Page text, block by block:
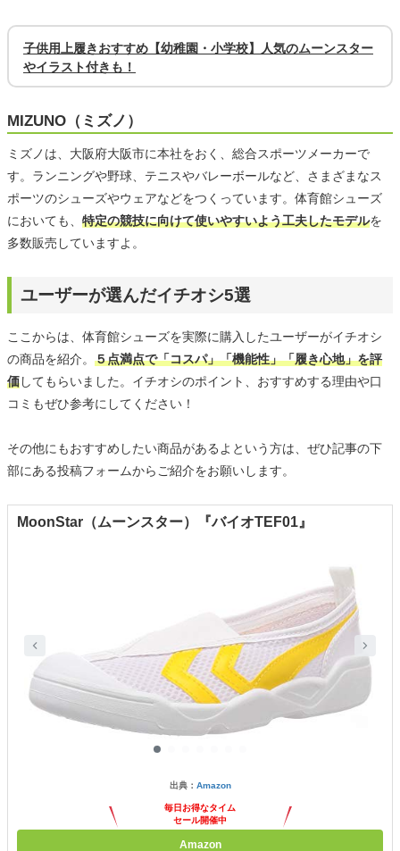
子供用上履きおすすめ【幼稚園・小学校】人気のムーンスター
やイラスト付きも！
MIZUNO（ミズノ）
ミズノは、大阪府大阪市に本社をおく、総合スポーツメーカーで
す。ランニングや野球、テニスやバレーボールなど、さまざまなス
ポーツのシューズやウェアなどをつくっています。体育館シューズ
においても、 特定の競技に向けて使いやすいよう工夫したモデルを
多数販売していますよ。
ユーザーが選んだイチオシ5選
ここからは、体育館シューズを実際に購入したユーザーがイチオシ
の商品を紹介。 ５点満点で「コスパ」「機能性」「履き心地」を評
価してもらいました。イチオシのポイント、おすすめする理由や口
コミもぜひ参考にしてください！
その他にもおすすめしたい商品があるよという方は、ぜひ記事の下
部にある投稿フォームからご紹介をお願いします。
MoonStar（ムーンスター）『バイオTEF01』
出典： Amazon
毎日お得なタイム
セール開催中
Amazon